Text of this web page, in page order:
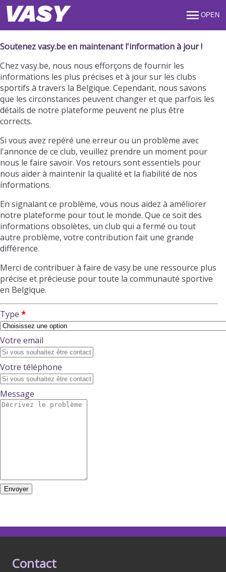
OPEN
Soutenez vasy.be en maintenant l'information à jour !
Chez vasy.be, nous nous efforçons de fournir les
informations les plus précises et à jour sur les clubs
sportifs à travers la Belgique. Cependant, nous savons
que les circonstances peuvent changer et que parfois les
détails de notre plateforme peuvent ne plus être
corrects.
Si vous avez repéré une erreur ou un problème avec
l'annonce de ce club, veuillez prendre un moment pour
nous le faire savoir. Vos retours sont essentiels pour
nous aider à maintenir la qualité et la fiabilité de nos
informations.
En signalant ce problème, vous nous aidez à améliorer
notre plateforme pour tout le monde. Que ce soit des
informations obsolètes, un club qui a fermé ou tout
autre problème, votre contribution fait une grande
différence.
Merci de contribuer à faire de vasy.be une ressource plus
précise et précieuse pour toute la communauté sportive
en Belgique.
Type
Votre email
Votre téléphone
Message
Envoyer
Contact